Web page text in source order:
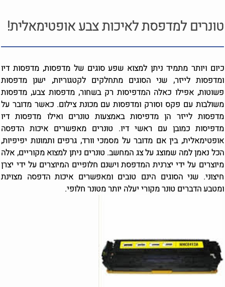
טונרים למדפסת לאיכות צבע אופטימאלית!
כיום ויותר מתמיד ניתן למצוא שפע סוגים של מדפסות, מדפסות דיו
ומדפסות לייזר, שני הסוגים מתחלקים לקטגוריות, ישנן מדפסות
פשוטות, אפילו כאלה המדפיסות רק בשחור, מדפסות צבע, מדפסות
משולבות עם פקס וסורק ומדפסות עם מכונת צילום. כאשר מדובר על
מדפסות לייזר הן מדפיסות באמצעות טונרים ואילו מדפסות דיו
מדפיסות כמובן עם ראשי דיו. טונרים מאפשרים איכות הדפסה
אופטימאלית, בין אם מדובר על מסמכי וורד, גרפים ותמונות יפיפיות,
הכל נאמן למה שמוצג על צג המחשב. טונרים ניתן למצוא מקוריים, אלה
מיוצרים על ידי יצרנית המדפסת וישנם חלופיים המיוצרים על ידי יצרן
חיצוני. שני הסוגים הינם טובים ומאפשרים איכות הדפסה מצוינת
ומטבע הדברים טונר מקורי יעלה יותר מטונר חלופי.